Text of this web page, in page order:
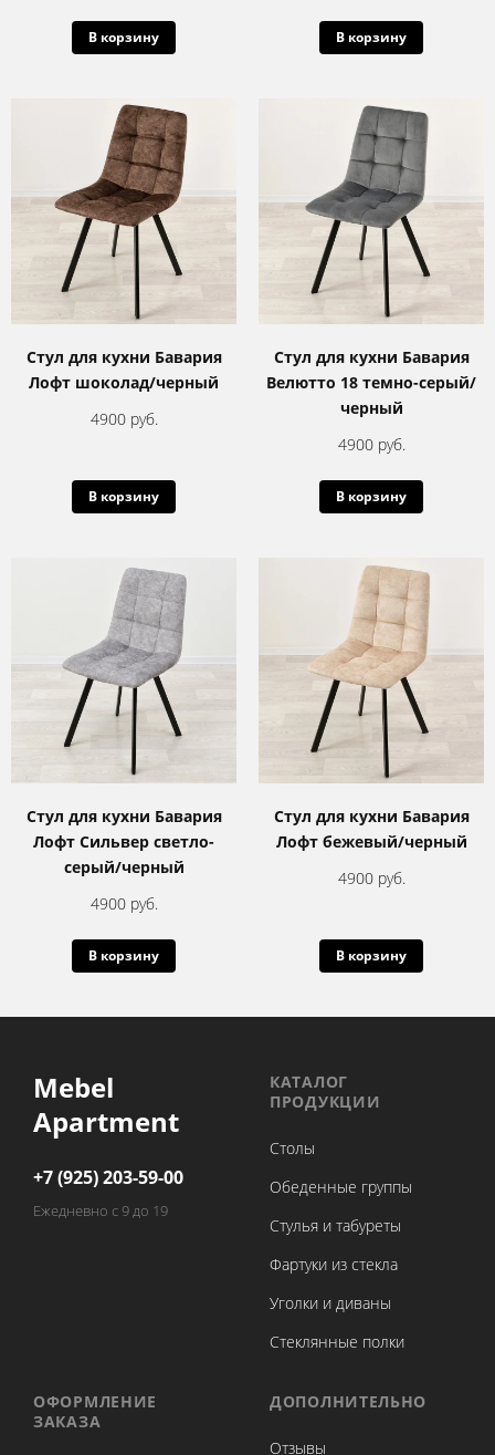
В корзину В корзину
Стул для кухни Бавария
Лофт шоколад/черный
4900 руб.
В корзину
Стул для кухни Бавария
Велютто 18 темно-серый/
черный
4900 руб.
В корзину
Стул для кухни Бавария
Лофт Сильвер светло-
серый/черный
4900 руб.
В корзину
Стул для кухни Бавария
Лофт бежевый/черный
4900 руб.
В корзину
Mebel
Apartment
+7 (925) 203-59-00
Ежедневно с 9 до 19
КАТАЛОГ
ПРОДУКЦИИ
Столы
Обеденные группы
Стулья и табуреты
Фартуки из стекла
Уголки и диваны
Стеклянные полки
ОФОРМЛЕНИЕ
ЗАКАЗА
ДОПОЛНИТЕЛЬНО
Отзывы